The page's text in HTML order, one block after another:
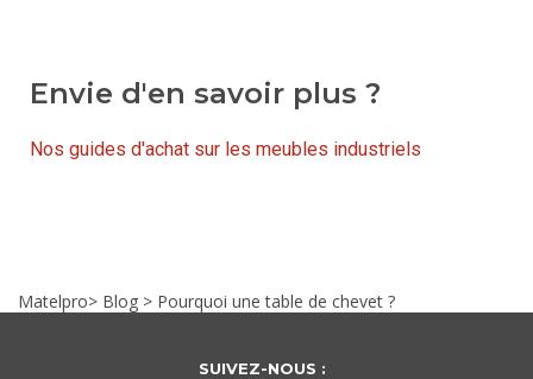
Envie d'en savoir plus ?
Nos guides d'achat sur les meubles industriels
Matelpro> Blog > Pourquoi une table de chevet ?
SUIVEZ-NOUS :